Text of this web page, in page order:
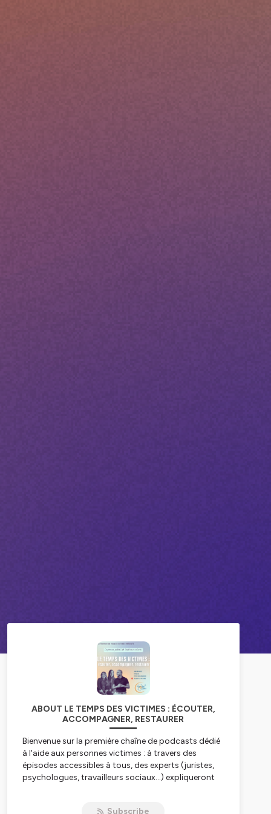
ABOUT LE TEMPS DES VICTIMES : ÉCOUTER,
ACCOMPAGNER, RESTAURER
Bienvenue sur la première chaîne de podcasts dédié
à l'aide aux personnes victimes : à travers des
épisodes accessibles à tous, des experts (juristes,
psychologues, travailleurs sociaux...) expliqueront
Subscribe